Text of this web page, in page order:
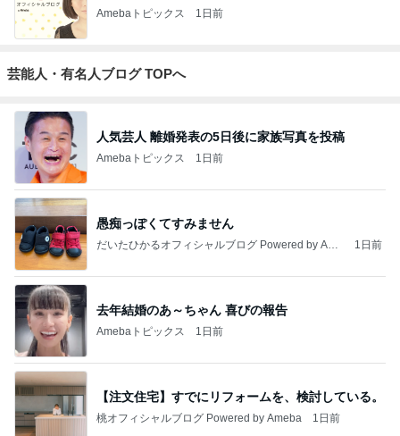
Amebaトピックス 1日前
芸能人・有名人ブログ TOPへ
人気芸人 離婚発表の5日後に家族写真を投稿
Amebaトピックス 1日前
愚痴っぽくてすみません
だいたひかるオフィシャルブログ Powered by Ame
1日前
去年結婚のあ～ちゃん 喜びの報告
Amebaトピックス 1日前
【注文住宅】すでにリフォームを、検討している。
桃オフィシャルブログ Powered by Ameba 1日前